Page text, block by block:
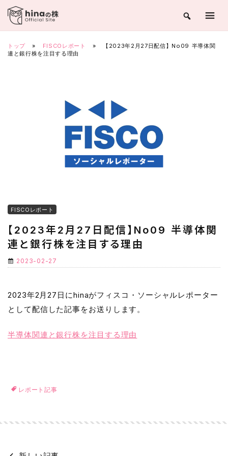
Skip
content
トップ » FISCOレポート »
【2023年2月27日配信】No09 半導体関
連と銀行株を注目する理由
FISCOレポート
【2023年2月27日配信】No09 半導体関
連と銀行株を注目する理由
2023-02-27
2023年2月27日にhinaがフィスコ・ソーシャルレポーター
として配信した記事をお送りします。
半導体関連と銀行株を注目する理由
レポート記事